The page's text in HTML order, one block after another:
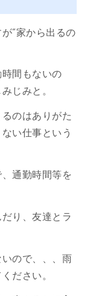
”家から出るの
間もないの
じみと。
のはありがた
い仕事という
通勤時間等を
り、友達とラ
ので、、、雨
ださい。